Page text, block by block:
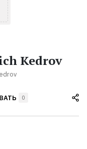
Kedrov
0